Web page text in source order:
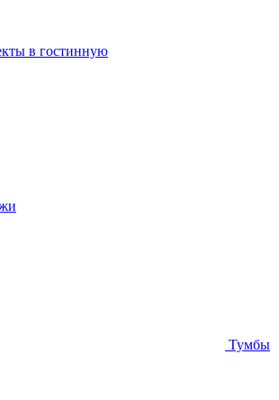
в гостинную
Тумбы